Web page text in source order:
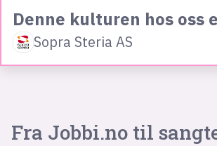
Denne kulturen hos oss
Sopra Steria AS
Fra Jobbi.no til